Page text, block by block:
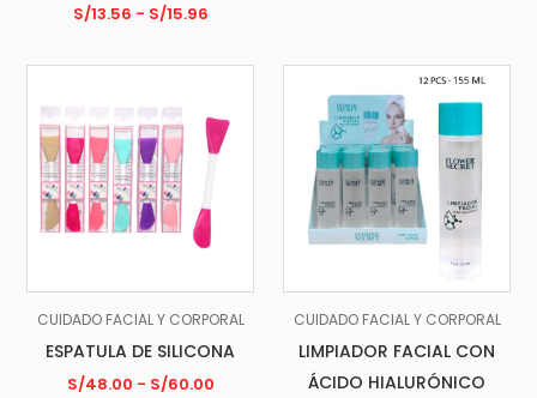
S/13.56 - S/15.96
CUIDADO FACIAL Y CORPORAL
ESPATULA DE SILICONA
S/48.00 - S/60.00
CUIDADO FACIAL Y CORPORAL
LIMPIADOR FACIAL CON
ÁCIDO HIALURÓNICO